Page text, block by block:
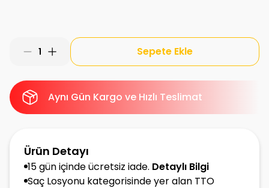
1 Sepete Ekle
Aynı Gün Kargo ve Hızlı Teslimat
Ürün Detayı
15 gün içinde ücretsiz iade. Detaylı Bilgi
Saç Losyonu kategorisinde yer alan TTO